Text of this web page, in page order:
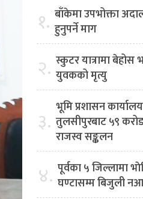
१. बाँकेमा उपभोक्ता
हुनुपर्ने माग
२. स्कुटर यात्रामा बेहोस
युवकको मृत्यु
३. भूमि प्रशासन कार्यालय
तुलसीपुरबाट ५९
राजस्व सङ्कलन
४. पूर्वका ५ जिल्लामा
घण्टासम्म बिजुली